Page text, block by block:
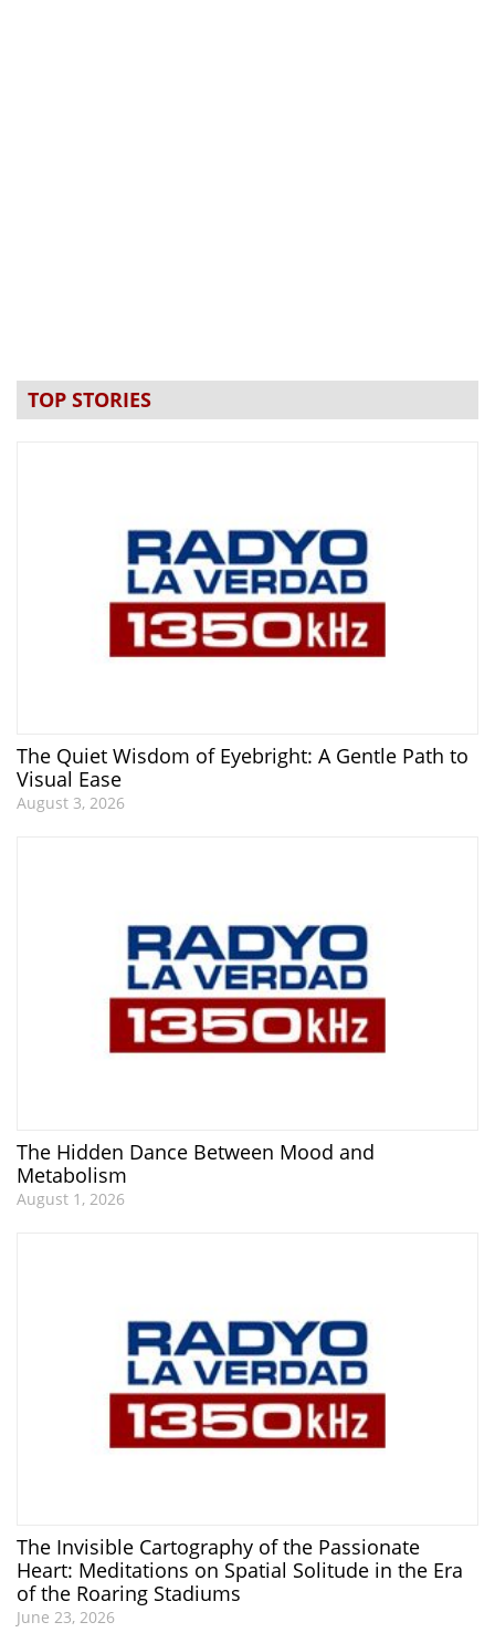
TOP STORIES
The Quiet Wisdom of Eyebright: A Gentle Path to
Visual Ease
August 3, 2026
The Hidden Dance Between Mood and
Metabolism
August 1, 2026
The Invisible Cartography of the Passionate
Heart: Meditations on Spatial Solitude in the Era
of the Roaring Stadiums
June 23, 2026